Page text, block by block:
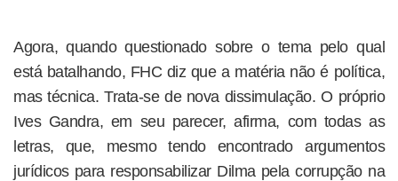
Agora, quando questionado sobre o tema pelo qual
está batalhando, FHC diz que a matéria não é política,
mas técnica. Trata-se de nova dissimulação. O próprio
Ives Gandra, em seu parecer, afirma, com todas as
letras, que, mesmo tendo encontrado argumentos
jurídicos para responsabilizar Dilma pela corrupção na